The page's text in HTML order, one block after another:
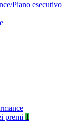
Piano esecutivo
premi 1